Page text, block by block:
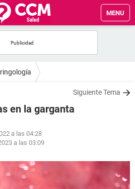
MENU
Siguiente Tema
en la garganta
a las 04:28
a las 03:09